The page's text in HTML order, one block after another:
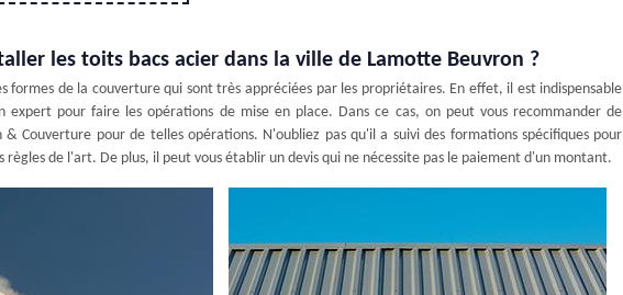
les toits bacs acier dans la ville de Lamotte Beuvron ?
formes de la couverture qui sont très appréciées par les propriétaires. En effet, il est indispensable
expert pour faire les opérations de mise en place. Dans ce cas, on peut vous recommander de
& Couverture pour de telles opérations. N'oubliez pas qu'il a suivi des formations spécifiques pour
règles de l'art. De plus, il peut vous établir un devis qui ne nécessite pas le paiement d'un montant.